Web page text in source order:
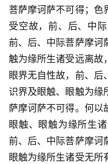
菩萨摩诃萨不可得；色
受空故，前、后、中
前、后、中际菩萨摩诃
触为缘所生诸受远离故
眼界无自性故，前、后
识界及眼触、眼触为缘
萨摩诃萨不可得。何以
眼触、眼触为缘所生
前、后、中际菩萨摩诃
眼触为缘所生诸受无所